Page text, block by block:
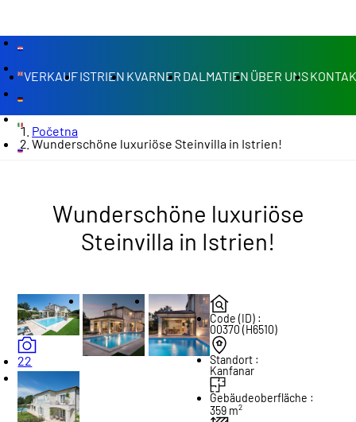
VERKAUFISTRIEN KVARNER DALMATIEN ÜBER UNS
Početna
Wunderschöne luxuriöse Steinvilla in Istrien!
Wunderschöne luxuriöse
Steinvilla in Istrien!
22
Code (ID) :
00370 (H6510)
Standort :
Kanfanar
Gebäudeoberfläche :
359 m2